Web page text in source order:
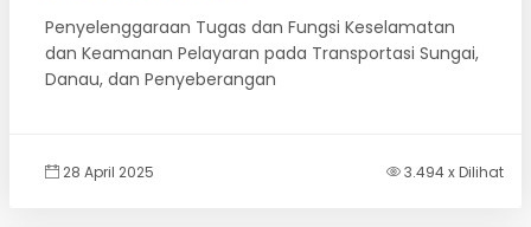
Penyelenggaraan Tugas dan Fungsi Keselamatan
dan Keamanan Pelayaran pada Transportasi Sungai,
Danau, dan Penyeberangan
28 April 2025 3.494 x Dilihat